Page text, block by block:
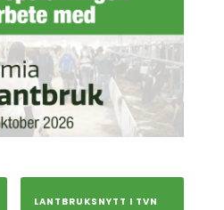
LANTBRUKSNYTT I TVN